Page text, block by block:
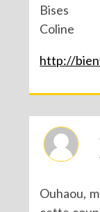
DIY :
Bises
Coline
http://
Ouhaou,